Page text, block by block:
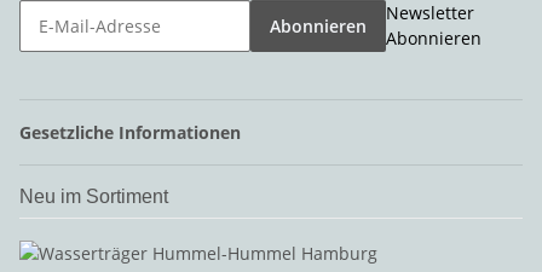
Abonnieren
Newsletter
Abonnieren
Gesetzliche Informationen
Neu im Sortiment